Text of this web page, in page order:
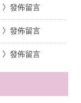
〉發佈留言
〉發佈留言
〉發佈留言